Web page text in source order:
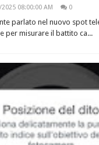
08:00:00 AM 0
parlato nel nuovo spot
per misurare il battito ca...